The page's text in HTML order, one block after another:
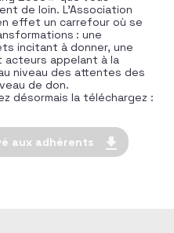
de loin. L’Association
effet un carrefour où se
: une
incitant à donner, une
appelant à la
niveau des attentes des
de don.
désormais la téléchargez :
aux adhérents